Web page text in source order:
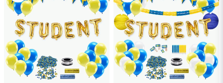
Ja, ni får publicera min fråga